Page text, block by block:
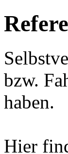
bzw.
haben.
Hier